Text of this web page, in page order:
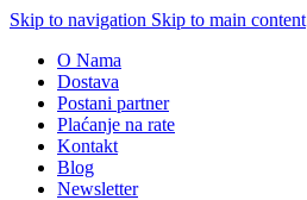
Skip to navigation Skip to main content
O Nama
Dostava
Postani partner
Plaćanje na rate
Kontakt
Blog
Newsletter